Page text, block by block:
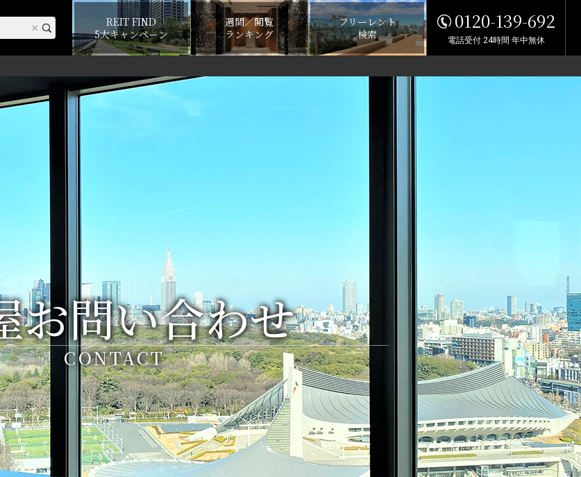
REIT FIND
5大キャンペーン
週間／閲覧
ランキング
フリーレント
検索
0120-139-692
電話受付 24時間 年中無休
お問い合わせ
CONTACT